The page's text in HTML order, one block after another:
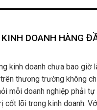
DOANH HÀNG
kinh doanh chưa bao giờ
thương trường không
mỗi doanh nghiệp phải
cốt lõi trong kinh doanh.